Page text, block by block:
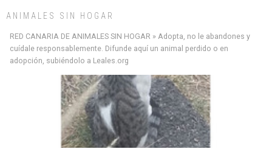
ANIMALES SIN HOGAR
RED CANARIA DE ANIMALES SIN HOGAR » Adopta, no le abandones y
cuídale responsablemente. Difunde aquí un animal perdido o en
adopción, subiéndolo a Leales.org